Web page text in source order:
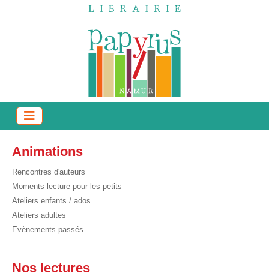
Animations
Rencontres d'auteurs
Moments lecture pour les petits
Ateliers enfants / ados
Ateliers adultes
Evènements passés
Nos lectures